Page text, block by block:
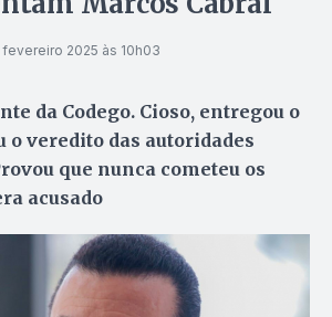
fevereiro 2025 às 10h03
da Codego. Cioso, entregou o
o veredito das autoridades
que nunca cometeu os
acusado